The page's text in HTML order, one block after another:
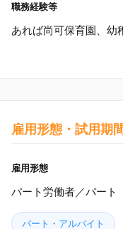
職務経験等
あれば尚可保育園、幼
雇用形態・試用期
雇用形態
パート労働者／パート
パート・アルバイト